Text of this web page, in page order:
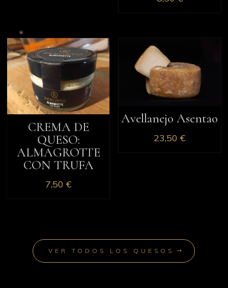
CREMA DE
QUESO:
ALMAGROTTE
CON TRUFA
7,50 €
Avellanejo Asentao
23,50€
VER TODOS LOS QUESOS